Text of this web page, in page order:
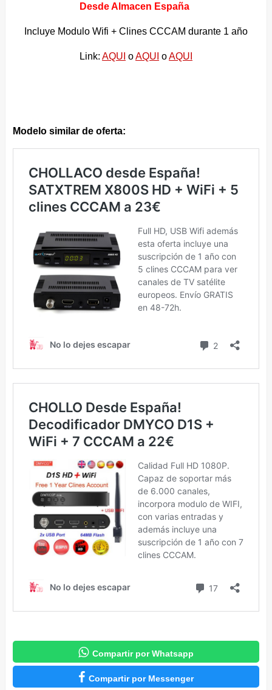
Desde Almacen España
Incluye Modulo Wifi + Clines CCCAM durante 1 año
Link: AQUI oAQUI oAQUI
Modelo similar de oferta:
 Compartir por Whatsapp
 Compartir por Messenger